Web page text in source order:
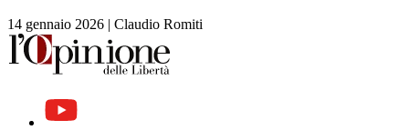
14 gennaio 2026 | Claudio Romiti